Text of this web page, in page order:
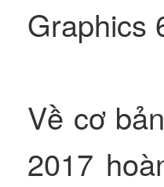
Graphics
Về cơ
2017